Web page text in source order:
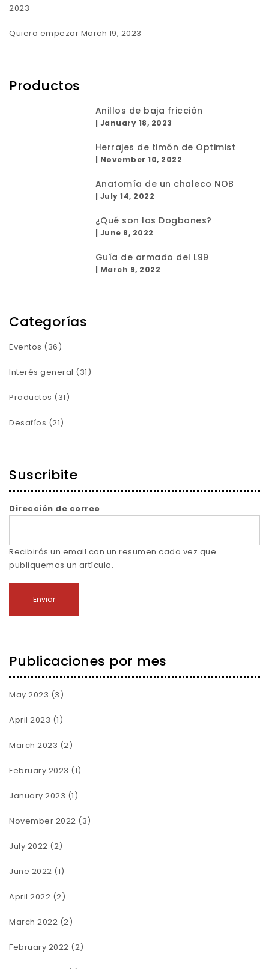
2023
Quiero empezar March 19, 2023
Productos
Anillos de baja fricción
| January 18, 2023
Herrajes de timón de Optimist
| November 10, 2022
Anatomía de un chaleco NOB
| July 14, 2022
¿Qué son los Dogbones?
| June 8, 2022
Guía de armado del L99
| March 9, 2022
Categorías
Eventos (36)
Interés general (31)
Productos (31)
Desafíos (21)
Suscribite
Dirección de correo
Recibirás un email con un resumen cada vez que
publiquemos un artículo.
Publicaciones por mes
May 2023 (3)
April 2023 (1)
March 2023 (2)
February 2023 (1)
January 2023 (1)
November 2022 (3)
July 2022 (2)
June 2022 (1)
April 2022 (2)
March 2022 (2)
February 2022 (2)